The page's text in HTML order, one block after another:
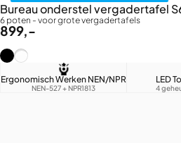
Bureau onderstel vergadertafel
6 poten - voor grote vergadertafels
899,-
Zwart (RAL9005)
Wit (RAL9016)
Ergonomisch Werken NEN/NPR
NEN-527 + NPR1813
LED
4